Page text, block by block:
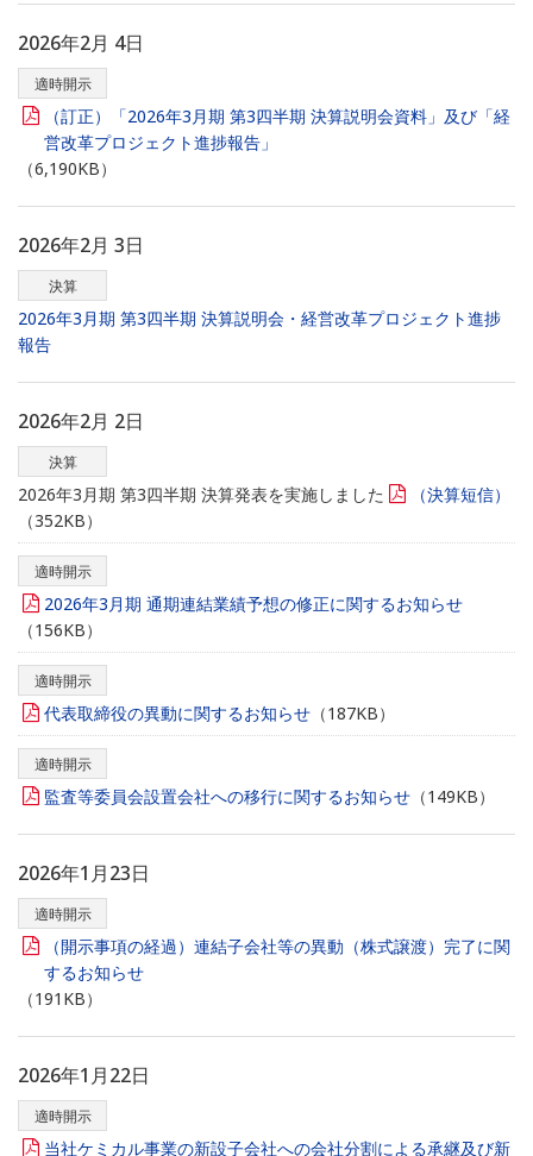
2026年2月 4日
適時開示
（訂正）「2026年3月期 第3四半期 決算説明会資料」及び「経
営改革プロジェクト進捗報告」
（6,190KB）
2026年2月 3日
決算
2026年3月期 第3四半期 決算説明会・経営改革プロジェクト進捗
報告
2026年2月 2日
決算
2026年3月期 第3四半期 決算発表を実施しました
（決算短信）
（352KB）
適時開示
2026年3月期 通期連結業績予想の修正に関するお知らせ
（156KB）
適時開示
代表取締役の異動に関するお知らせ （187KB）
適時開示
監査等委員会設置会社への移行に関するお知らせ （149KB）
2026年1月23日
適時開示
（開示事項の経過）連結子会社等の異動（株式譲渡）完了に関
するお知らせ
（191KB）
2026年1月22日
適時開示
当社ケミカル事業の新設子会社への会社分割による承継及び新